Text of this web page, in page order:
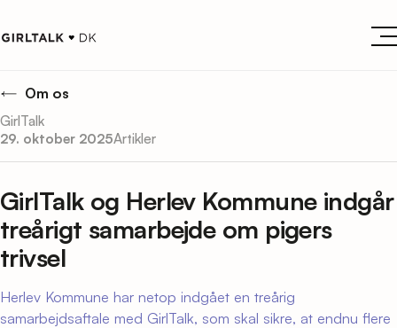
Om os
GirlTalk
29. oktober 2025Artikler
GirlTalk og Herlev Kommune indgår
treårigt samarbejde om pigers
trivsel
Herlev Kommune har netop indgået en treårig
samarbejdsaftale med GirlTalk, som skal sikre, at endnu flere